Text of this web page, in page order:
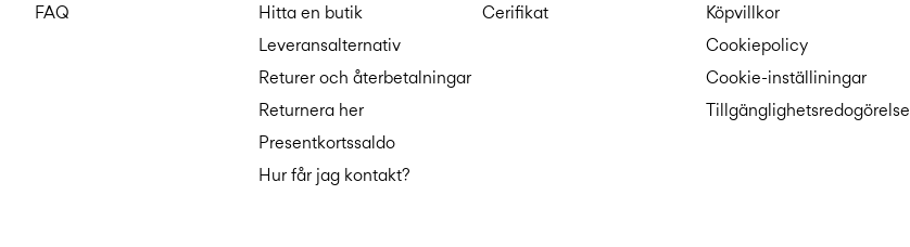
FAQ
Hitta en butik
Leveransalternativ
Returer och återbetalningar
Returnera her
Presentkortssaldo
Hur får jag kontakt?
Cerifikat
Köpvillkor
Cookiepolicy
Cookie-inställiningar
Tillgänglighetsredogörelse